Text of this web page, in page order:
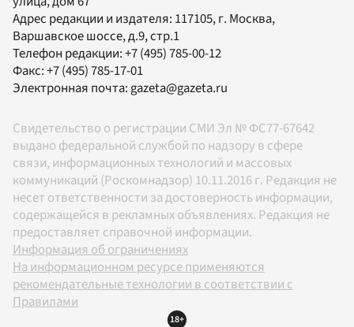
Адрес редакции и издателя: 117105, г. Москва,
Варшавское шоссе, д.9, стр.1
Телефон редакции:+7 (495) 785-00-12
Факс:+7 (495) 785-17-01
Электронная почта:gazeta@gazeta.ru
Свидетельство о регистрации СМИ Эл № ФС77-67642
выдано федеральной службой по надзору в сфере
связи, информационных технологий и массовых
коммуникаций (Роскомнадзор) 10.11.2016 г. Редакция не
несет ответственности за достоверность информации,
содержащейся в рекламных объявлениях. Редакция не
предоставляет справочной информации.
Информация об ограничениях
На информационном ресурсе применяются
рекомендательные технологии в соответствии с
Правилами
18+